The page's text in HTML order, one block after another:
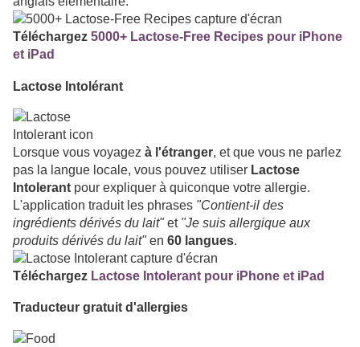
Téléchargez 5000+ Lactose-Free Recipes pour iPhone
et iPad
Lactose Intolérant
Lorsque vous voyagez à l'étranger, et que vous ne parlez
pas la langue locale, vous pouvez utiliser Lactose
Intolerant pour expliquer à quiconque votre allergie.
L'application traduit les phrases "Contient-il des
ingrédients dérivés du lait"et "Je suis allergique aux
produits dérivés du lait"en 60 langues.
Téléchargez Lactose Intolerant pour iPhone et iPad
Traducteur gratuit d'allergies